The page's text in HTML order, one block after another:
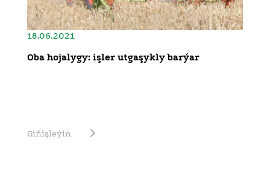
18.06.2021
Oba hojalygy: işler utgaşykly barýar
Giňişleýin